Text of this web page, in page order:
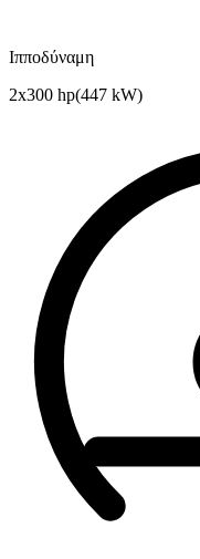
Ιπποδύναμη
2x300 hp(447 kW)